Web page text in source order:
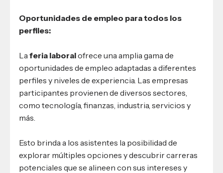
Oportunidades de empleo para todos los
perfiles:
La feria laboralofrece una amplia gama de
oportunidades de empleo adaptadas a diferentes
perfiles y niveles de experiencia. Las empresas
participantes provienen de diversos sectores,
como tecnología, finanzas, industria, servicios y
más.
Esto brinda a los asistentes la posibilidad de
explorar múltiples opciones y descubrir carreras
potenciales que se alineen con sus intereses y